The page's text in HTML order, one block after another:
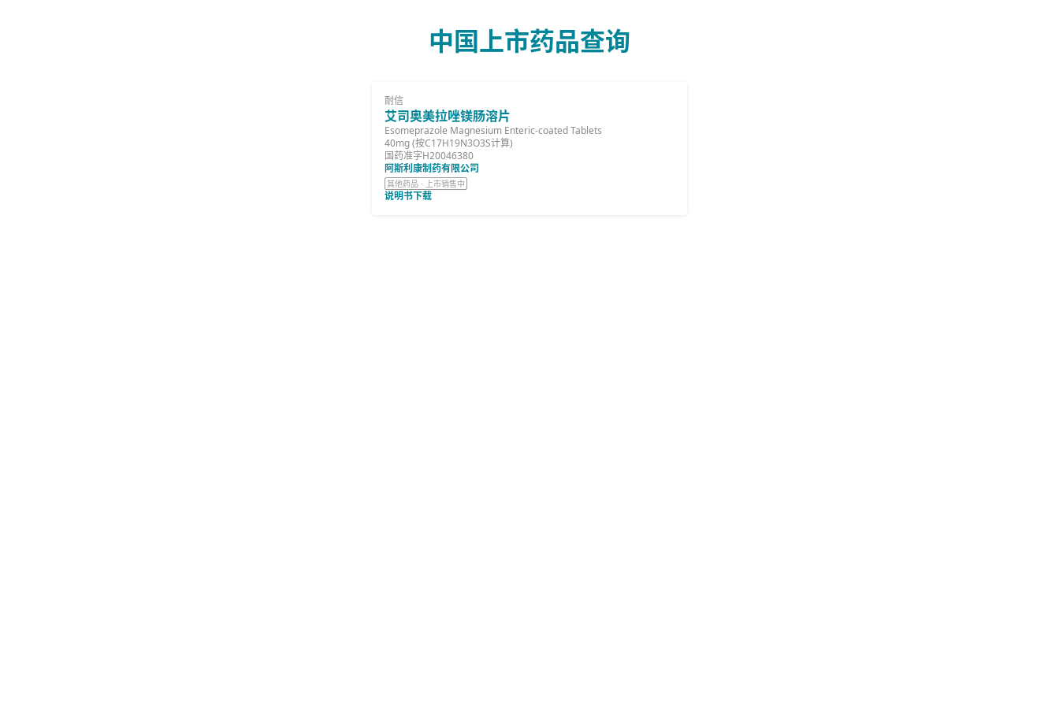
中国上市药品查询
耐信
艾司奥美拉唑镁肠溶片
Esomeprazole Magnesium Enteric-coated Tablets
40mg (按C17H19N3O3S计算)
国药准字H20046380
阿斯利康制药有限公司
其他药品 · 上市销售中
说明书下载